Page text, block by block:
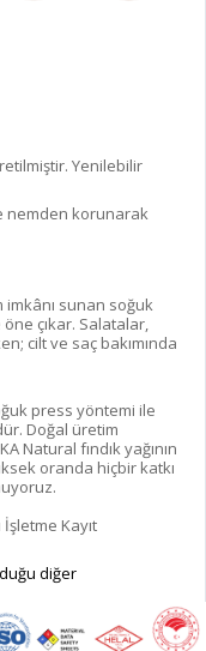
Yenilebilir
nemden korunarak
sunan soğuk
çıkar. Salatalar,
cilt ve saç bakımında
press yöntemi ile
Doğal üretim
Natural fındık yağının
oranda hiçbir katkı
Kayıt
diğer